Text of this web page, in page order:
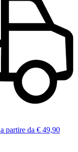
a partire da € 49,90